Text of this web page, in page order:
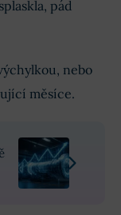
splaskla, pád
nebo
měsíce.